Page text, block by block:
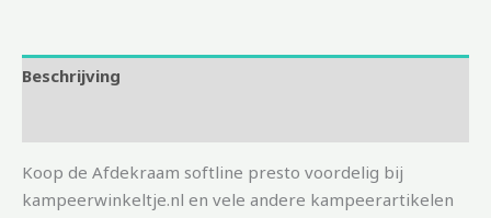
Beschrijving
Koop de Afdekraam softline presto voordelig bij
kampeerwinkeltje.nl en vele andere kampeerartikelen